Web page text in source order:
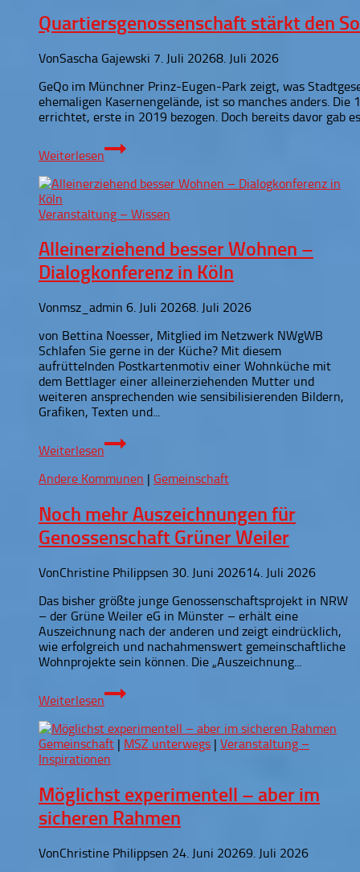
Quartiersgenossenschaft stärkt den
VonSascha Gajewski 7. Juli 20268. Juli 2026
GeQo im Münchner Prinz-Eugen-Park zeigt, was
ehemaligen Kasernengelände, ist so manches anders.
errichtet, erste in 2019 bezogen. Doch bereits davor gab
Weiterlesen
Quartiersgenossenschaft
stärkt
Sozialraum
eigenverantwortlich
Veranstaltung – Wissen
Alleinerziehend besser Wohnen –
Dialogkonferenz in Köln
Vonmsz_admin 6. Juli 20268. Juli 2026
von Bettina Noesser, Mitglied im Netzwerk NWgWB
Schlafen Sie gerne in der Küche? Mit diesem
aufrüttelnden Postkartenmotiv einer Wohnküche mit
dem Bettlager einer alleinerziehenden Mutter und
weiteren ansprechenden wie sensibilisierenden Bildern,
Grafiken, Texten und...
Weiterlesen
Alleinerziehend
besser
–
in
Köln
Andere Kommunen | Gemeinschaft
Noch mehr Auszeichnungen für
Genossenschaft Grüner Weiler
VonChristine Philippsen 30. Juni 202614. Juli 2026
Das bisher größte junge Genossenschaftsprojekt in NRW
– der Grüne Weiler eG in Münster – erhält eine
Auszeichnung nach der anderen und zeigt eindrücklich,
wie erfolgreich und nachahmenswert gemeinschaftliche
Wohnprojekte sein können. Die „Auszeichnung...
Weiterlesen
Noch
mehr
für
Genossenschaft
Grüner
Gemeinschaft | MSZ unterwegs | Veranstaltung –
Inspirationen
Möglichst experimentell – aber im
sicheren Rahmen
VonChristine Philippsen 24. Juni 20269. Juli 2026